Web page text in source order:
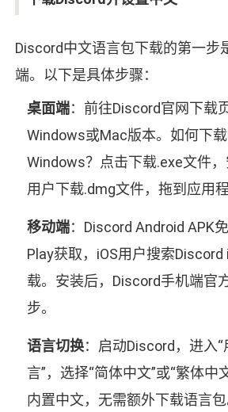
Discord中文语言包下载的第一步
端。以下是具体步骤：
桌面端：前往Discord官网下载
Windows或Mac版本。如何下
Windows？点击下载.exe文件
用户下载.dmg文件，拖到应用程
移动端：Discord Android APK
Play获取，iOS用户搜索Discord
载。安装后，Discord手机端官
步。
语言切换：启动Discord，进入“
言”，选择“简体中文”或“繁体中
内置中文，无需额外下载语言包